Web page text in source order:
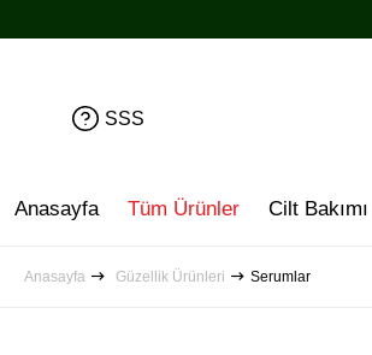
SSS
Anasayfa Tüm Ürünler Cilt Bakımı
Anasayfa Güzellik Ürünleri Serumlar